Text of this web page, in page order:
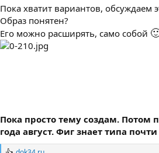
Пока хватит вариантов, обсуждаем
Образ понятен?
Его можно расширять, само собой
Пока просто тему создам. Потом
года август. Фиг знает типа